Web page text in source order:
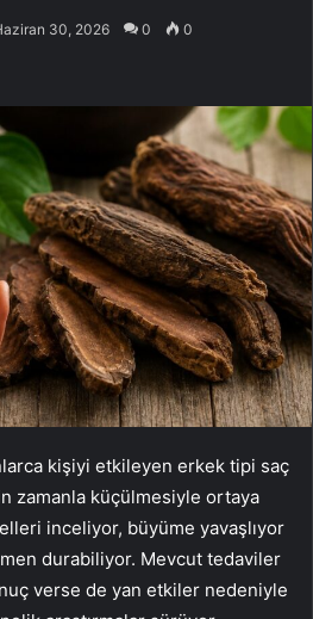
30, 2026 0 0
kişiyi etkileyen erkek tipi saç
zamanla küçülmesiyle ortaya
inceliyor, büyüme yavaşlıyor
durabiliyor. Mevcut tedaviler
verse de yan etkiler nedeniyle